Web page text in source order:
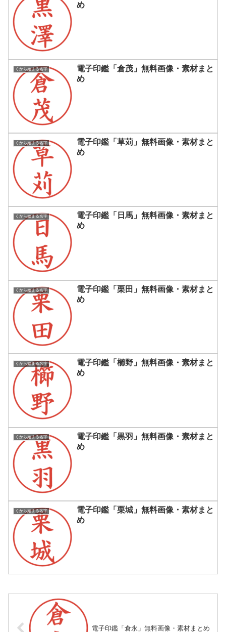
め
くから始まる名字
電子印鑑「倉茂」無料画像・素材まと
め
くから始まる名字
電子印鑑「草苅」無料画像・素材まと
め
くから始まる名字
電子印鑑「日馬」無料画像・素材まと
め
くから始まる名字
電子印鑑「栗田」無料画像・素材まと
め
くから始まる名字
電子印鑑「櫛野」無料画像・素材まと
め
くから始まる名字
電子印鑑「黒羽」無料画像・素材まと
め
くから始まる名字
電子印鑑「栗城」無料画像・素材まと
め
電子印鑑「倉永」無料画像・素材まとめ